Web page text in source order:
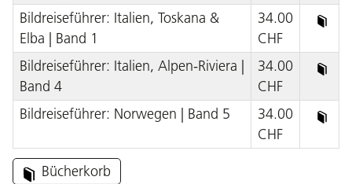
Bildreiseführer: Italien, Toskana &
Elba | Band 1
34.00
CHF
Bildreiseführer: Italien, Alpen-Riviera |
Band 4
34.00
CHF
Bildreiseführer: Norwegen | Band 5
34.00
CHF
Bücherkorb